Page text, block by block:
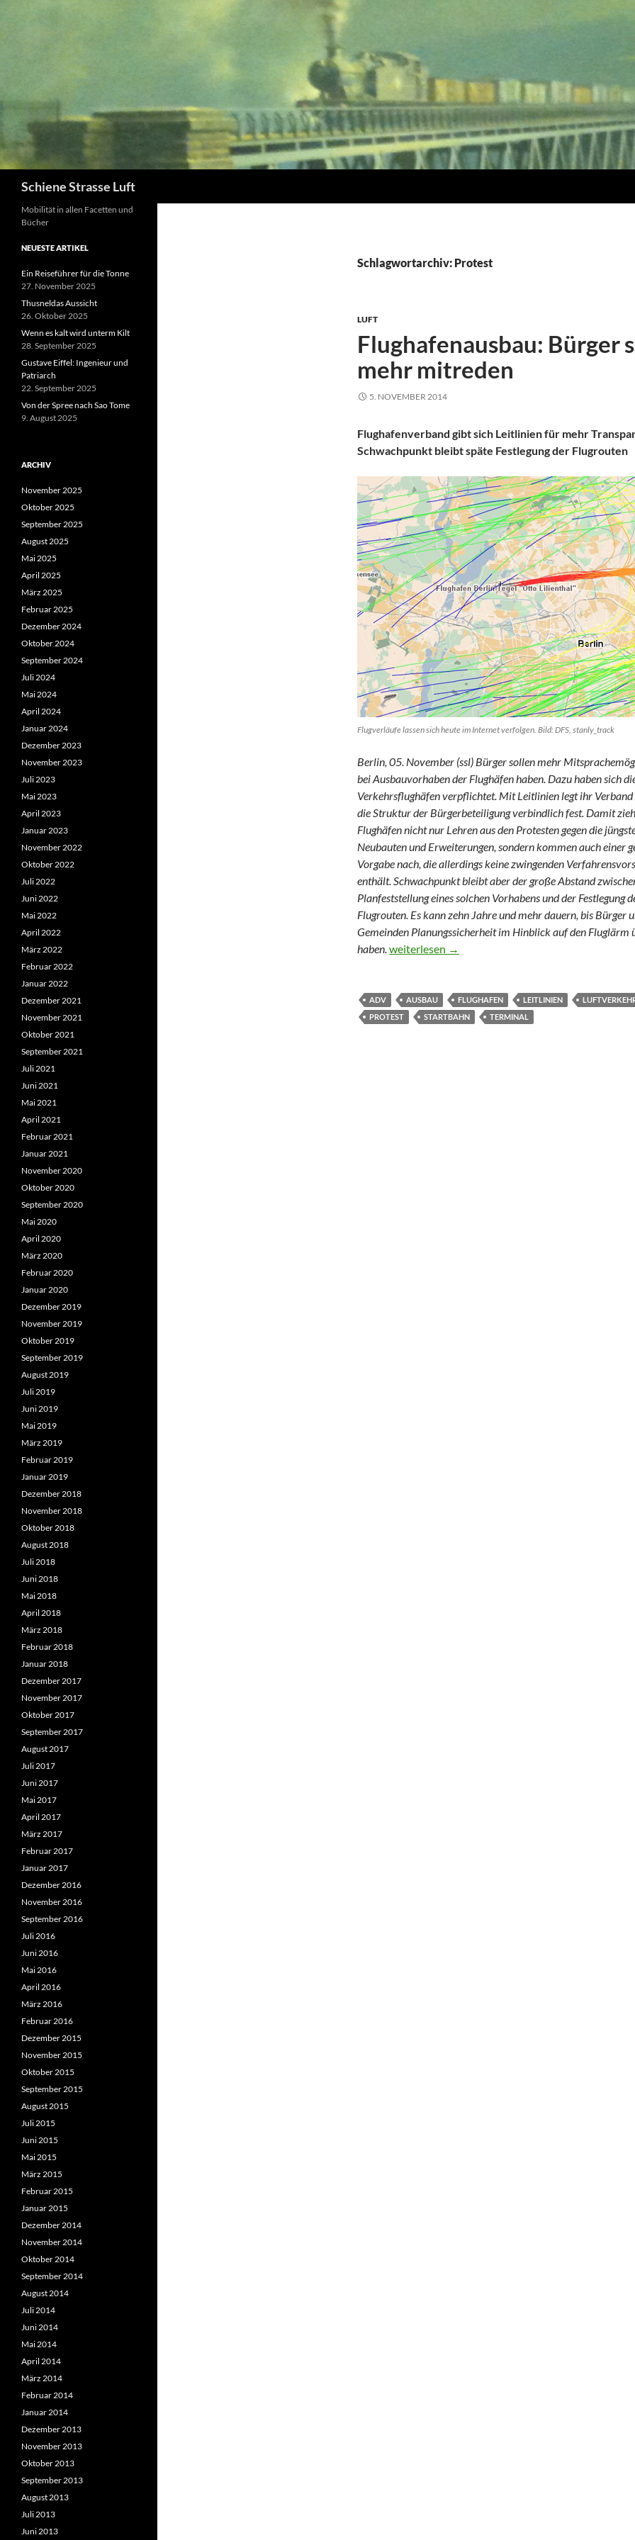
Schiene Strasse Luft
Schlagwortarchiv: Protest
LUFT
Flughafenausbau: Bürger
mehr mitreden
5. NOVEMBER 2014
Flughafenverband gibt sich Leitlinien für mehr
Schwachpunkt bleibt späte Festlegung der Flugrouten
Flugverläufe lassen sich heute im Internet verfolgen. Bild: DFS, stanly_track
Berlin, 05. November (ssl) Bürger sollen mehr
bei Ausbauvorhaben der Flughäfen haben. Dazu haben sich
Verkehrsflughäfen verpflichtet. Mit Leitlinien legt ihr Verband
die Struktur der Bürgerbeteiligung verbindlich fest. Damit
Flughäfen nicht nur Lehren aus den Protesten gegen die
Neubauten und Erweiterungen, sondern kommen auch einer
Vorgabe nach, die allerdings keine zwingenden
enthält. Schwachpunkt bleibt aber der große Abstand
Planfeststellung eines solchen Vorhabens und der Festlegung
Flugrouten. Es kann zehn Jahre und mehr dauern, bis Bürger
Gemeinden Planungssicherheit im Hinblick auf den Fluglärm
haben.Flughafenausbau: Bürger sollen mehr mitreden
weiterlesen →
ADV AUSBAU FLUGHAFEN LEITLINIEN
PROTEST
STARTBAHN TERMINAL
Mobilität in allen Facetten und
Bücher
NEUESTE ARTIKEL
Ein Reiseführer für die Tonne
27. November 2025
Thusneldas Aussicht
26. Oktober 2025
Wenn es kalt wird unterm Kilt
28. September 2025
Gustave Eiffel: Ingenieur und
Patriarch
22. September 2025
Von der Spree nach Sao Tome
9. August 2025
ARCHIV
November 2025
Oktober 2025
September 2025
August 2025
Mai 2025
April 2025
März 2025
Februar 2025
Dezember 2024
Oktober 2024
September 2024
Juli 2024
Mai 2024
April 2024
Januar 2024
Dezember 2023
November 2023
Juli 2023
Mai 2023
April 2023
Januar 2023
November 2022
Oktober 2022
Juli 2022
Juni 2022
Mai 2022
April 2022
März 2022
Februar 2022
Januar 2022
Dezember 2021
November 2021
Oktober 2021
September 2021
Juli 2021
Juni 2021
Mai 2021
April 2021
Februar 2021
Januar 2021
November 2020
Oktober 2020
September 2020
Mai 2020
April 2020
März 2020
Februar 2020
Januar 2020
Dezember 2019
November 2019
Oktober 2019
September 2019
August 2019
Juli 2019
Juni 2019
Mai 2019
März 2019
Februar 2019
Januar 2019
Dezember 2018
November 2018
Oktober 2018
August 2018
Juli 2018
Juni 2018
Mai 2018
April 2018
März 2018
Februar 2018
Januar 2018
Dezember 2017
November 2017
Oktober 2017
September 2017
August 2017
Juli 2017
Juni 2017
Mai 2017
April 2017
März 2017
Februar 2017
Januar 2017
Dezember 2016
November 2016
September 2016
Juli 2016
Juni 2016
Mai 2016
April 2016
März 2016
Februar 2016
Dezember 2015
November 2015
Oktober 2015
September 2015
August 2015
Juli 2015
Juni 2015
Mai 2015
März 2015
Februar 2015
Januar 2015
Dezember 2014
November 2014
Oktober 2014
September 2014
August 2014
Juli 2014
Juni 2014
Mai 2014
April 2014
März 2014
Februar 2014
Januar 2014
Dezember 2013
November 2013
Oktober 2013
September 2013
August 2013
Juli 2013
Juni 2013